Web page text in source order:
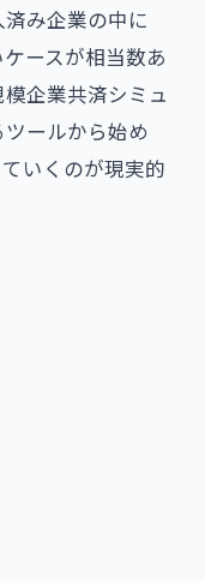
み企業の中に
ースが相当数あ
企業共済シミュ
ールから始め
いくのが現実的